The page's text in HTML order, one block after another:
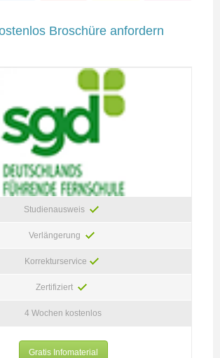
Broschüre anfordern
Studienausweis
Verlängerung
Korrekturservice
Zertifiziert
4 Wochen kostenlos
Gratis Infomaterial